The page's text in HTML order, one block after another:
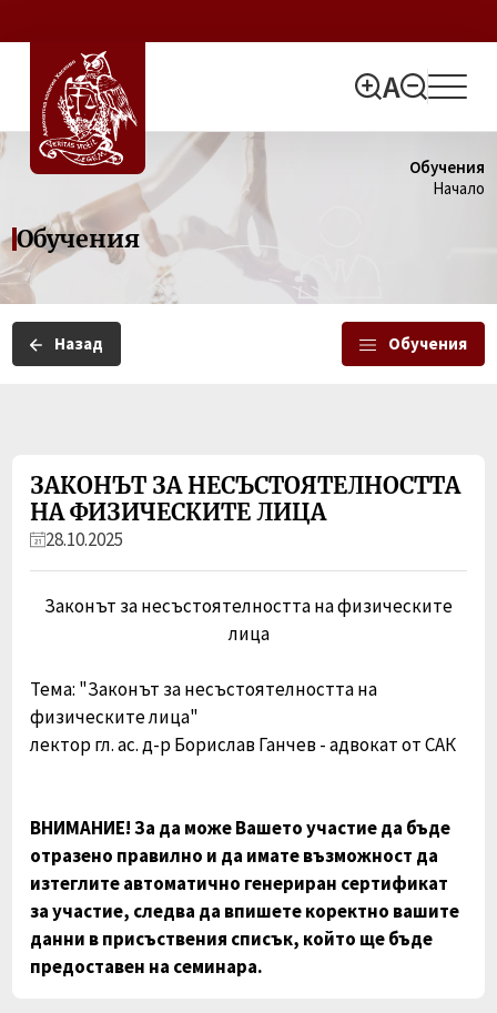
Обучения
Начало
Обучения
Назад Обучения
ЗАКОНЪТ ЗА НЕСЪСТОЯТЕЛНОСТТА
НА ФИЗИЧЕСКИТЕ ЛИЦА
28.10.2025
Законът за несъстоятелността на физическите
лица
Тема: "Законът за несъстоятелността на
физическите лица"
лектор гл. ас. д-р Борислав Ганчев - адвокат от САК
ВНИМАНИЕ! За да може Вашето участие да бъде
отразено правилно и да имате възможност да
изтеглите автоматично генериран сертификат
за участие, следва да впишете коректно вашите
данни в присъствения списък, който ще бъде
предоставен на семинара.